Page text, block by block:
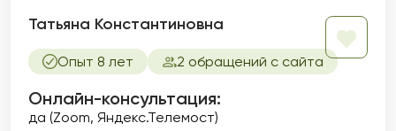
Татьяна Константиновна
Опыт 8 лет 2 обращений с сайта
Онлайн-консультация:
да (Zoom, Яндекс.Телемост)